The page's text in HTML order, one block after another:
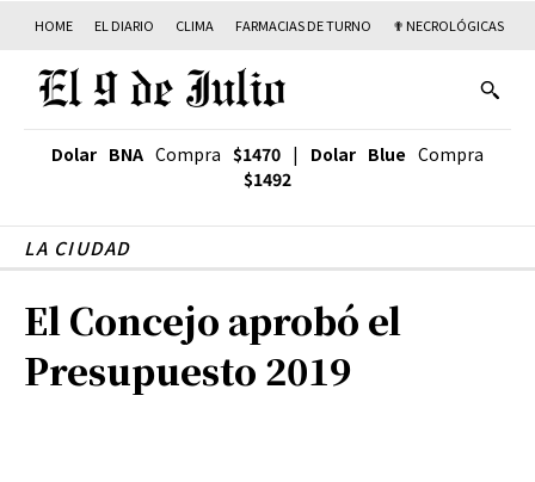
HOME EL DIARIO CLIMA FARMACIAS DE TURNO ✟ NECROLÓGICAS
Dolar BNA Compra $1470 | Dolar Blue Compra
$1492
LA CIUDAD
El Concejo aprobó el
Presupuesto 2019